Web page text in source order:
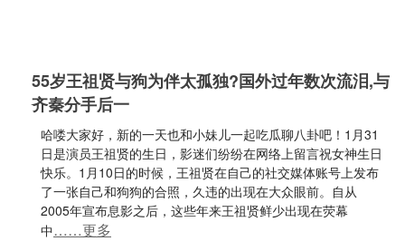
55岁王祖贤与狗为伴太孤独?国外过年数次流泪,与
齐秦分手后一
哈喽大家好，新的一天也和小妹儿一起吃瓜聊八卦吧！1月31
日是演员王祖贤的生日，影迷们纷纷在网络上留言祝女神生日
快乐。1月10日的时候，王祖贤在自己的社交媒体账号上发布
了一张自己和狗狗的合照，久违的出现在大众眼前。自从
2005年宣布息影之后，这些年来王祖贤鲜少出现在荧幕
中……更多